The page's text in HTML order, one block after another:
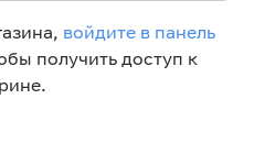
войдите в панель
получить доступ к